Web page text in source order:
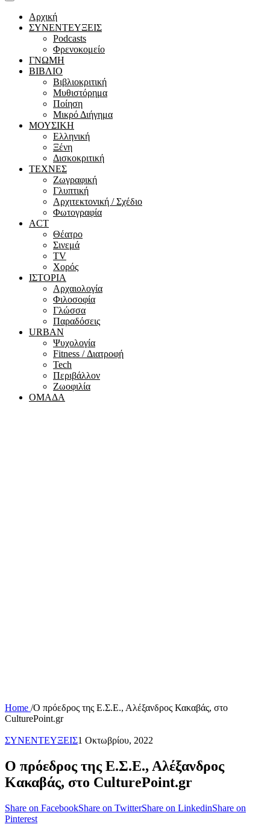
Αρχική
ΣΥΝΕΝΤΕΥΞΕΙΣ
Podcasts
Φρενοκομείο
ΓΝΩΜΗ
ΒΙΒΛΙΟ
Βιβλιοκριτική
Μυθιστόρημα
Ποίηση
Μικρό Διήγημα
ΜΟΥΣΙΚΗ
Ελληνική
Ξένη
Δισκοκριτική
ΤΕΧΝΕΣ
Ζωγραφική
Γλυπτική
Αρχιτεκτονική / Σχέδιο
Φωτογραφία
ACT
Θέατρο
Σινεμά
ΤV
Χορός
ΙΣΤΟΡΙΑ
Αρχαιολογία
Φιλοσοφία
Γλώσσα
Παραδόσεις
URBAN
Ψυχολογία
Fitness / Διατροφή
Tech
Περιβάλλον
Ζωοφιλία
ΟΜΑΔΑ
Home /Ο πρόεδρος της Ε.Σ.Ε., Αλέξανδρος Κακαβάς, στο
CulturePoint.gr
ΣΥΝΕΝΤΕΥΞΕΙΣ1 Οκτωβρίου, 2022
Ο πρόεδρος της Ε.Σ.Ε., Αλέξανδρος
Κακαβάς, στο CulturePoint.gr
Share on FacebookShare on TwitterShare on LinkedinShare on
Pinterest